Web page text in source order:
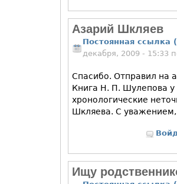
Азарий Шкляев
Постоянная ссылка
декабря, 2009 - 15:33
Спасибо. Отправил на
Книга Н. П. Шулепова у
хронологические
Шкляева. С
Ищу